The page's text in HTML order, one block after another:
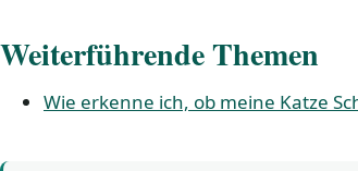
Weiterführende Themen
Wie erkenne ich, ob meine Katze